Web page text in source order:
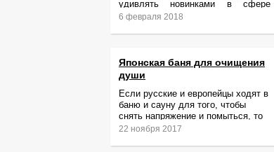
удивлять новинками в сфере
релаксации и ухода за телом.
6 февраля 2018
Японская баня для очищения
души
Если русские и европейцы ходят в
баню и сауну для того, чтобы
снять напряжение и помыться, то
жители Японии идут туда за
22 ноября 2017